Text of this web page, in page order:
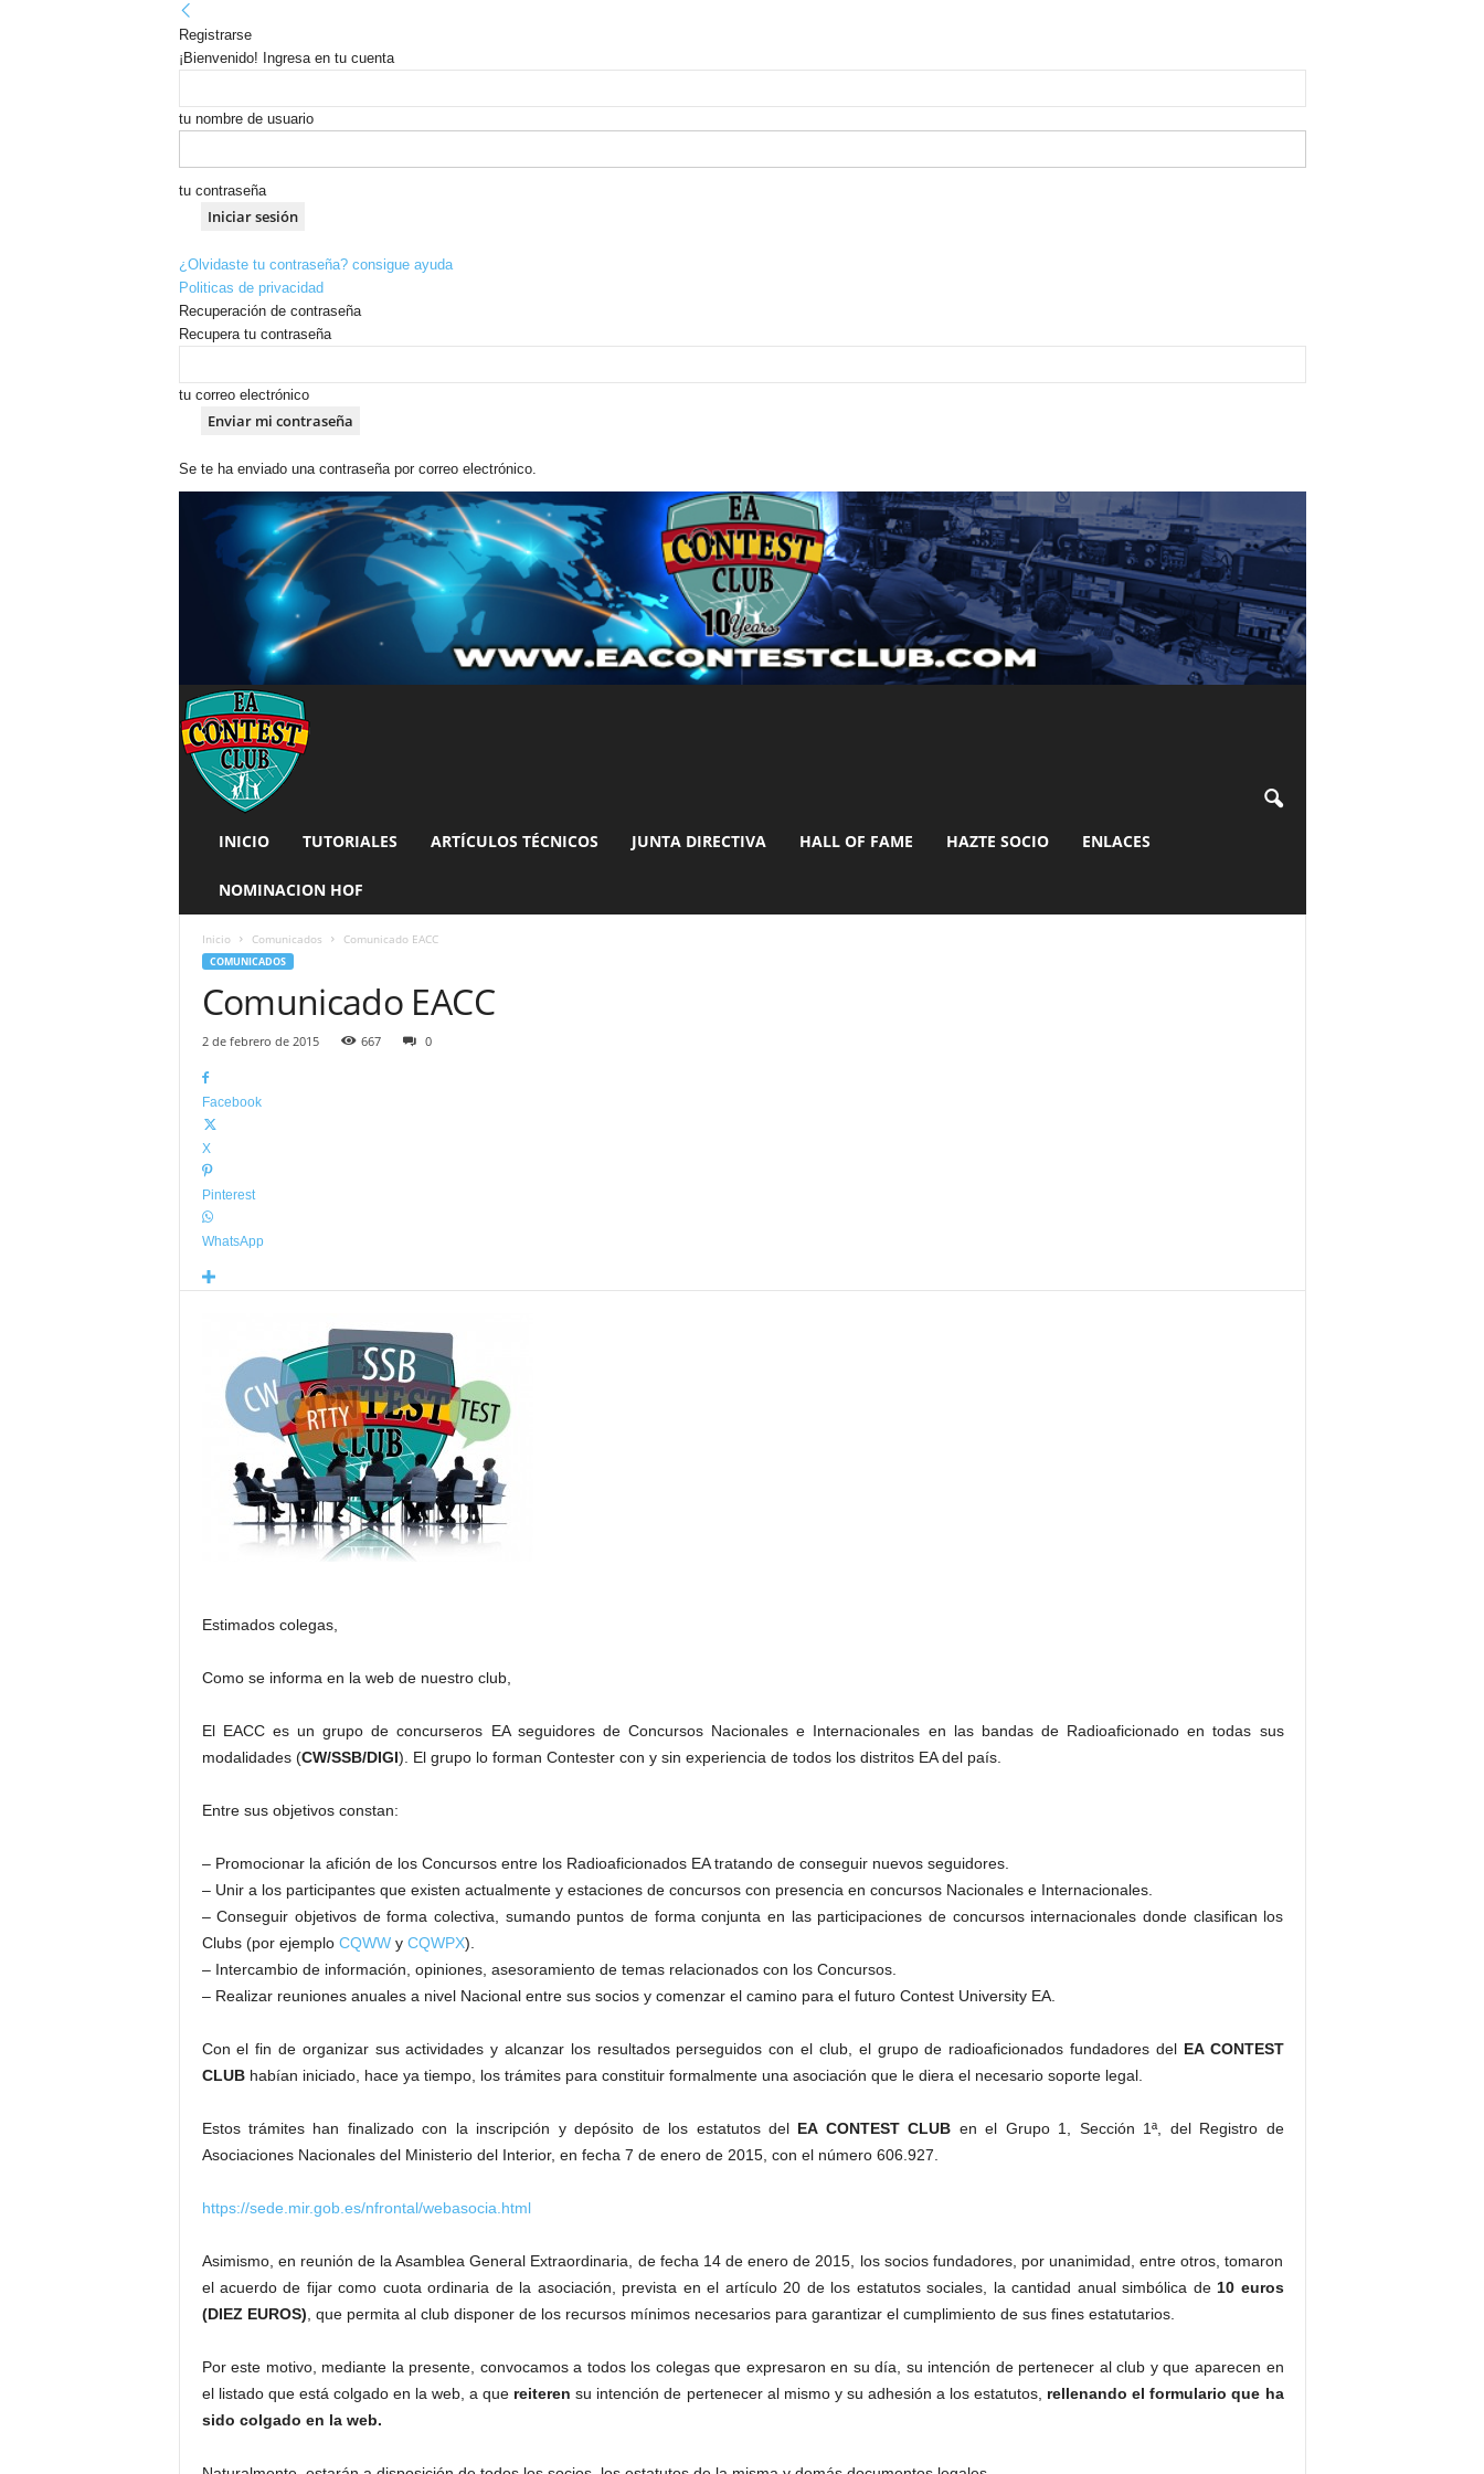
Registrarse
¡Bienvenido! Ingresa en tu cuenta
tu nombre de usuario
tu contraseña
¿Olvidaste tu contraseña? consigue ayuda
Politicas de privacidad
Recuperación de contraseña
Recupera tu contraseña
tu correo electrónico
Se te ha enviado una contraseña por correo electrónico.
INICIO TUTORIALES ARTÍCULOS TÉCNICOS JUNTA DIRECTIVA HALL OF FAME HAZTE SOCIO ENLACES
NOMINACION HOF
Inicio Comunicados Comunicado EACC
COMUNICADOS
Comunicado EACC
2 de febrero de 2015 667 0
Facebook
X
Pinterest
WhatsApp
Estimados colegas,
Como se informa en la web de nuestro club,
El EACC es un grupo de concurseros EA seguidores de Concursos Nacionales e Internacionales en las bandas de Radioaficionado en todas sus
modalidades (CW/SSB/DIGI). El grupo lo forman Contester con y sin experiencia de todos los distritos EA del país.
Entre sus objetivos constan:
– Promocionar la afición de los Concursos entre los Radioaficionados EA tratando de conseguir nuevos seguidores.
– Unir a los participantes que existen actualmente y estaciones de concursos con presencia en concursos Nacionales e Internacionales.
– Conseguir objetivos de forma colectiva, sumando puntos de forma conjunta en las participaciones de concursos internacionales donde clasifican los
Clubs (por ejemplo CQWWy CQWPX).
– Intercambio de información, opiniones, asesoramiento de temas relacionados con los Concursos.
– Realizar reuniones anuales a nivel Nacional entre sus socios y comenzar el camino para el futuro Contest University EA.
Con el fin de organizar sus actividades y alcanzar los resultados perseguidos con el club, el grupo de radioaficionados fundadores del EA CONTEST
CLUBhabían iniciado, hace ya tiempo, los trámites para constituir formalmente una asociación que le diera el necesario soporte legal.
Estos trámites han finalizado con la inscripción y depósito de los estatutos del EA CONTEST CLUB en el Grupo 1, Sección 1ª, del Registro de
Asociaciones Nacionales del Ministerio del Interior, en fecha 7 de enero de 2015, con el número 606.927.
https://sede.mir.gob.es/nfrontal/webasocia.html
Asimismo, en reunión de la Asamblea General Extraordinaria, de fecha 14 de enero de 2015, los socios fundadores, por unanimidad, entre otros, tomaron
el acuerdo de fijar como cuota ordinaria de la asociación, prevista en el artículo 20 de los estatutos sociales, la cantidad anual simbólica de 10 euros
(DIEZ EUROS) , que permita al club disponer de los recursos mínimos necesarios para garantizar el cumplimiento de sus fines estatutarios.
Por este motivo, mediante la presente, convocamos a todos los colegas que expresaron en su día, su intención de pertenecer al club y que aparecen en
el listado que está colgado en la web, a que reiteren su intención de pertenecer al mismo y su adhesión a los estatutos, rellenando el formulario que ha
sido colgado en la web.